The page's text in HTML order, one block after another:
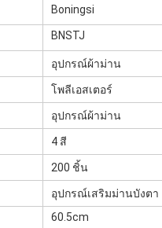
Boningsi
BNSTJ
อุปกรณ์ผ้าม่าน
โพลีเอสเตอร์
อุปกรณ์ผ้าม่าน
4 สี
200 ชิ้น
อุปกรณ์เสริมม่านบังตา
60.5cm